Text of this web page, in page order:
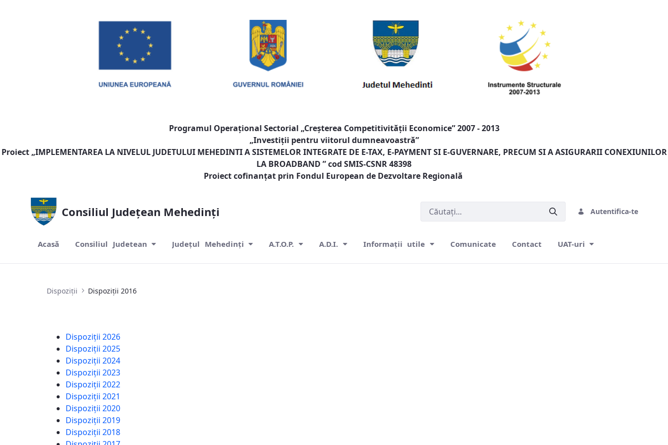
Programul Operaţional Sectorial „Creşterea Competitivităţii Economice” 2007 - 2013
„Investiţii pentru viitorul dumneavoastră”
Proiect „IMPLEMENTAREA LA NIVELUL JUDETULUI MEHEDINTI A SISTEMELOR INTEGRATE DE E-TAX, E-PAYMENT SI E-GUVERNARE, PRECUM SI A ASIGURARII CONEXIUNILOR
LA BROADBAND ” cod SMIS-CSNR 48398
Proiect cofinanţat prin Fondul European de Dezvoltare Regională
Consiliul Județean Mehedinți Autentifica-te
Acasă Consiliul Judetean Județul Mehedinți A.T.O.P. A.D.I. Informații utile Comunicate Contact UAT-uri
Dispoziții Dispoziții 2016
Dispoziții 2026
Dispoziții 2025
Dispoziții 2024
Dispoziții 2023
Dispoziții 2022
Dispoziții 2021
Dispoziții 2020
Dispoziții 2019
Dispoziții 2018